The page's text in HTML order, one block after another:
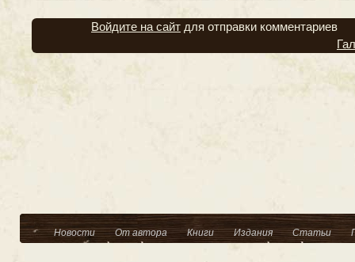
Войдите на сайт для отправки комментариев
Новости От автора Книги Издания Статьи